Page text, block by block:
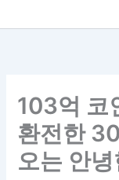
103억 코
환전한
오는 안